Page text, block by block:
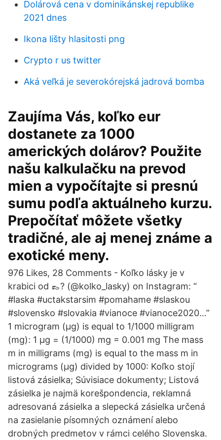
Dolárová cena v dominikánskej republike
2021 dnes
Ikona lišty hlasitosti png
Crypto r us twitter
Aká veľká je severokórejská jadrová bomba
Zaujíma Vás, koľko eur
dostanete za 1000
amerických dolárov? Použite
našu kalkulačku na prevod
mien a vypočítajte si presnú
sumu podľa aktuálneho kurzu.
Prepočítať môžete všetky
tradičné, ale aj menej známe a
exotické meny.
976 Likes, 28 Comments - Koľko lásky je v
krabici od 👞? (@kolko_lasky) on Instagram: “ ️ ️ ️
#laska #uctakstarsim #pomahame #slaskou
#slovensko #slovakia #vianoce #vianoce2020…”
1 microgram (μg) is equal to 1/1000 milligram
(mg): 1 μg = (1/1000) mg = 0.001 mg The mass
m in milligrams (mg) is equal to the mass m in
micrograms (μg) divided by 1000: Koľko stojí
listová zásielka; Súvisiace dokumenty; Listová
zásielka je najmä korešpondencia, reklamná
adresovaná zásielka a slepecká zásielka určená
na zasielanie písomných oznámení alebo
drobných predmetov v rámci celého Slovenska.